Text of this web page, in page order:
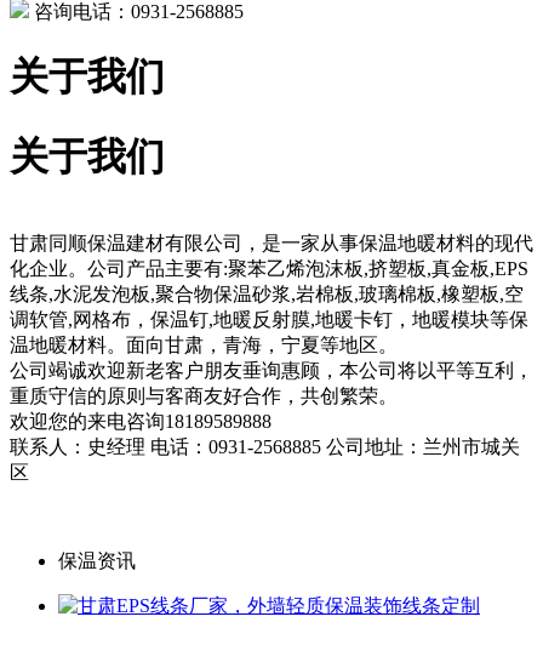
咨询电话：0931-2568885
关于我们
关于我们
甘肃同顺保温建材有限公司，是一家从事保温地暖材料的现代
化企业。公司产品主要有:聚苯乙烯泡沫板,挤塑板,真金板,EPS
线条,水泥发泡板,聚合物保温砂浆,岩棉板,玻璃棉板,橡塑板,空
调软管,网格布，保温钉,地暖反射膜,地暖卡钉，地暖模块等保
温地暖材料。面向甘肃，青海，宁夏等地区。
公司竭诚欢迎新老客户朋友垂询惠顾，本公司将以平等互利，
重质守信的原则与客商友好合作，共创繁荣。
欢迎您的来电咨询18189589888
联系人：史经理 电话：0931-2568885 公司地址：兰州市城关
区
保温资讯